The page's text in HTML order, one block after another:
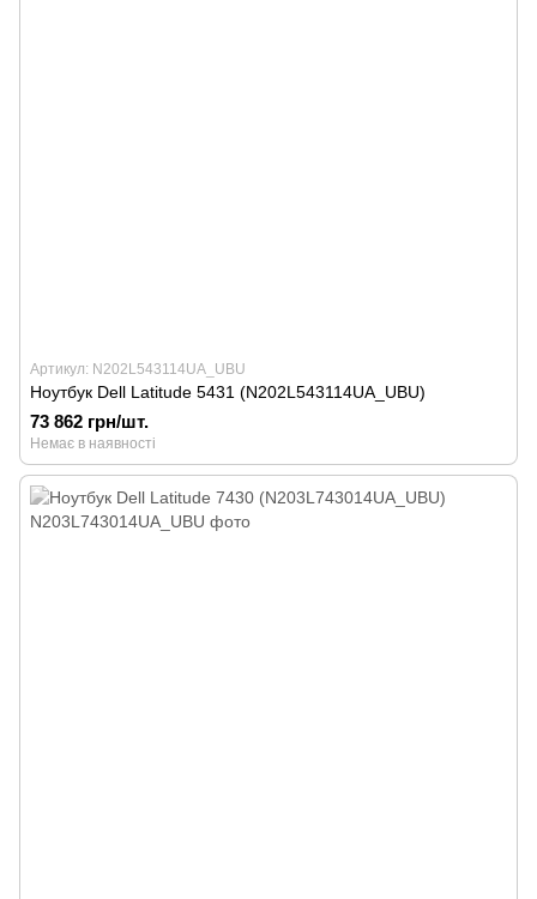
Артикул: N202L543114UA_UBU
Ноутбук Dell Latitude 5431 (N202L543114UA_UBU)
73 862 грн/шт.
Немає в наявності